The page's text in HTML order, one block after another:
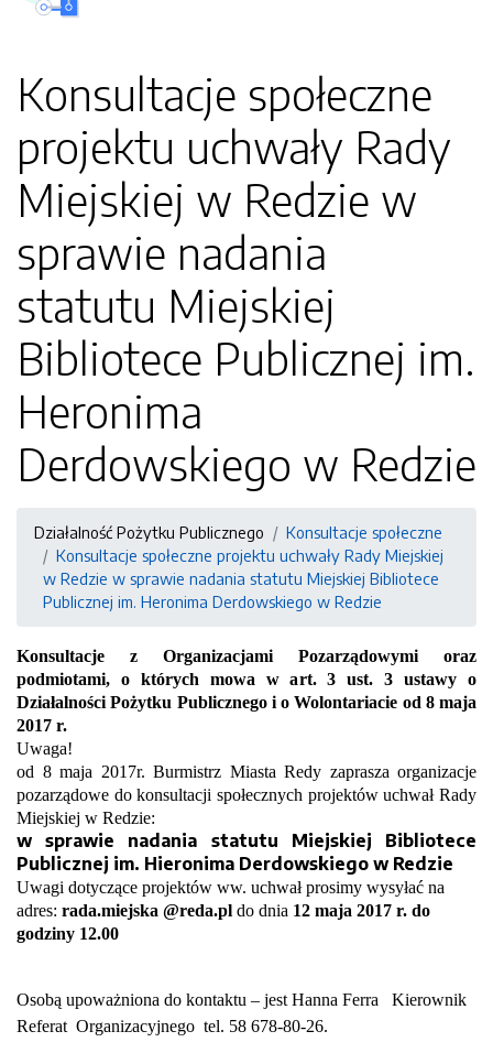
Konsultacje społeczne
projektu uchwały Rady
Miejskiej w Redzie w
sprawie nadania
statutu Miejskiej
Bibliotece Publicznej im.
Heronima
Derdowskiego w Redzie
Działalność Pożytku Publicznego
Konsultacje społeczne
Konsultacje społeczne projektu uchwały Rady Miejskiej
w Redzie w sprawie nadania statutu Miejskiej Bibliotece
Publicznej im. Heronima Derdowskiego w Redzie
Konsultacje z Organizacjami Pozarządowymi oraz
podmiotami, o których mowa w art. 3 ust. 3 ustawy o
Działalności Pożytku Publicznego i o Wolontariacie od 8 maja
2017 r.
Uwaga!
od 8 maja 2017r. Burmistrz Miasta Redy zaprasza organizacje
pozarządowe do konsultacji społecznych projektów uchwał Rady
Miejskiej w Redzie:
w sprawie nadania statutu Miejskiej Bibliotece
Publicznej im. Hieronima Derdowskiego w Redzie
Uwagi dotyczące projektów ww. uchwał prosimy wysyłać na
adres: rada.miejska @reda.pl do dnia 12 maja 2017 r. do
godziny 12.00
Osobą upoważniona do kontaktu – jest Hanna Ferra Kierownik
Referat Organizacyjnego tel. 58 678-80-26.